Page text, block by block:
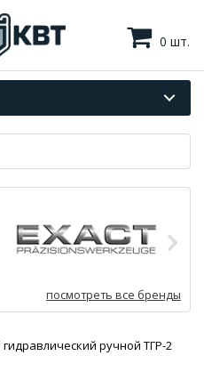
0 шт.
посмотреть все бренды
гидравлический ручной ТГР-2